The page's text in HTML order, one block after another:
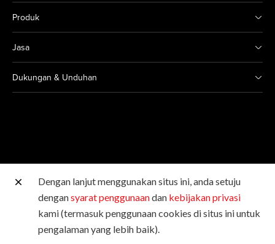
Produk
Jasa
Dukungan & Unduhan
Situs Canon lainnya
Hak Cipta © 2026 Canon Singapore Pte. Ltd. Hak Cipta
Dilindungi
Dengan lanjut menggunakan situs ini, anda setuju
dengansyarat penggunaandan kebijakan privasi
kami (termasuk penggunaan cookies di situs ini untuk
pengalaman yang lebih baik).